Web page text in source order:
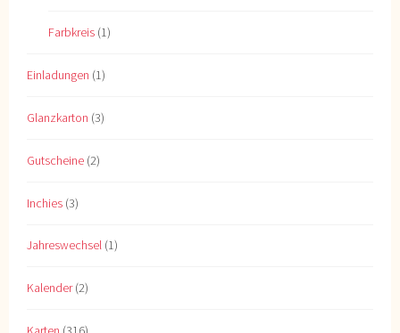
Farbkreis (1)
Einladungen (1)
Glanzkarton (3)
Gutscheine (2)
Inchies (3)
Jahreswechsel (1)
Kalender(2)